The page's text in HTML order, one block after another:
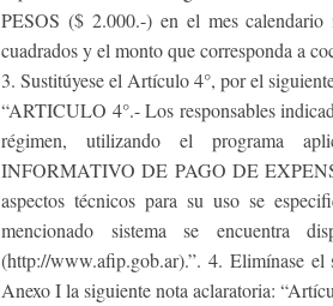
PESOS ($ 2.000.-) en el mes
cuadrados y el monto que corresponda a
3. Sustitúyese el Artículo 4°, por el
“ARTICULO 4°.- Los responsables
régimen, utilizando el programa
INFORMATIVO DE PAGO DE
aspectos técnicos para su uso se
mencionado sistema se encuentra
(http://www.afip.gob.ar).”. 4. Elimínase
Anexo I la siguiente nota aclaratoria: